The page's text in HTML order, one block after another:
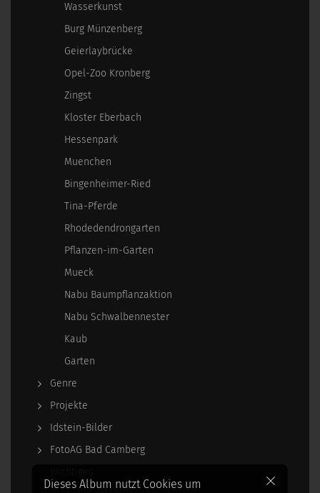
Wasserkunst
Burg Münzenberg
Geierlaybrücke
Opel-Zoo Kronberg
Zingst
Kloster Eberbach
Hessenpark
Muenchen
Bingenheimer-Ried
Tina-Pferde
Rhodedendrongarten
Pflanzen-im-Garten
Mueck
Nabu Baumpflanzaktion
Nabu Schwalbennester
Kaub
Garten
Genre
Projekte
Idstein-Bilder
FotoAG Bad Camberg
Dieses Album nutzt Cookies um